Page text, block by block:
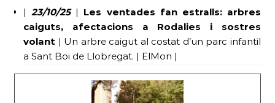
|23/10/25| Les ventades fan estralls: arbres
caiguts, afectacions a Rodalies i sostres
volant | Un arbre caigut al costat d’un parc infantil
a Sant Boi de Llobregat. | ElMon |